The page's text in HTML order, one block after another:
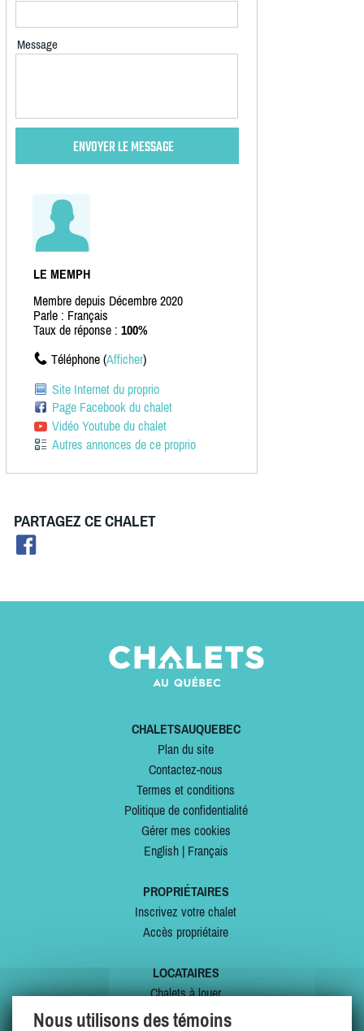
Message
LE MEMPH
Membre depuis Décembre 2020
Parle : Français
Taux de réponse : 100%
Téléphone (Afficher)
Site Internet du proprio
Page Facebook du chalet
Vidéo Youtube du chalet
Autres annonces de ce proprio
PARTAGEZ CE CHALET
CHALETSAUQUEBEC
Plan du site
Contactez-nous
Termes et conditions
Politique de confidentialité
Gérer mes cookies
English| Français
PROPRIÉTAIRES
Inscrivez votre chalet
Accès propriétaire
LOCATAIRES
Chalets à louer
Chalets à vendre
Nous utilisons des témoins